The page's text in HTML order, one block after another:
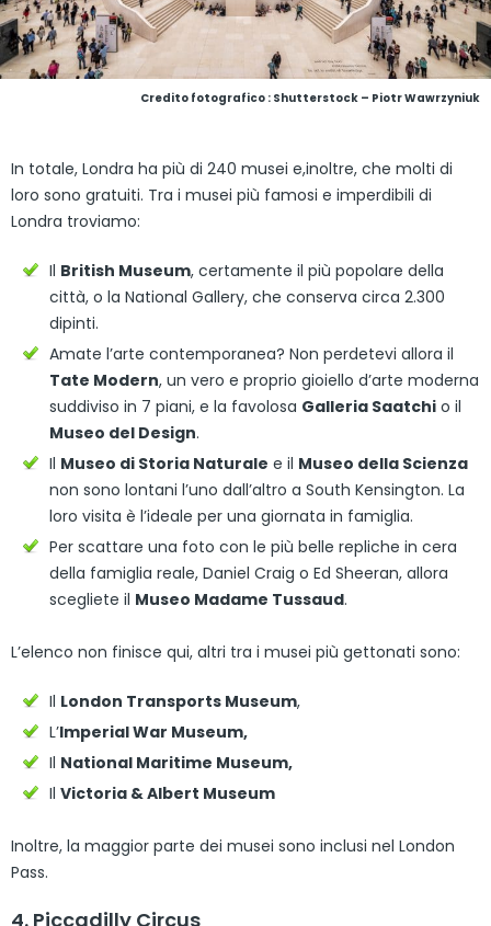
Credito fotografico : Shutterstock – Piotr Wawrzyniuk
In totale, Londra ha più di 240 musei e,inoltre, che molti di
loro sono gratuiti. Tra i musei più famosi e imperdibili di
Londra troviamo:
Il British Museum, certamente il più popolare della
città, o la National Gallery, che conserva circa 2.300
dipinti.
Amate l’arte contemporanea? Non perdetevi allora il
Tate Modern, un vero e proprio gioiello d’arte moderna
suddiviso in 7 piani, e la favolosa Galleria Saatchi o il
Museo del Design.
Il Museo di Storia Naturale e il Museo della Scienza
non sono lontani l’uno dall’altro a South Kensington. La
loro visita è l’ideale per una giornata in famiglia.
Per scattare una foto con le più belle repliche in cera
della famiglia reale, Daniel Craig o Ed Sheeran, allora
scegliete il Museo Madame Tussaud.
L’elenco non finisce qui, altri tra i musei più gettonati sono:
Il London Transports Museum,
L’Imperial War Museum,
Il National Maritime Museum,
Il Victoria & Albert Museum
Inoltre, la maggior parte dei musei sono inclusi nel London
Pass.
4. Piccadilly Circus